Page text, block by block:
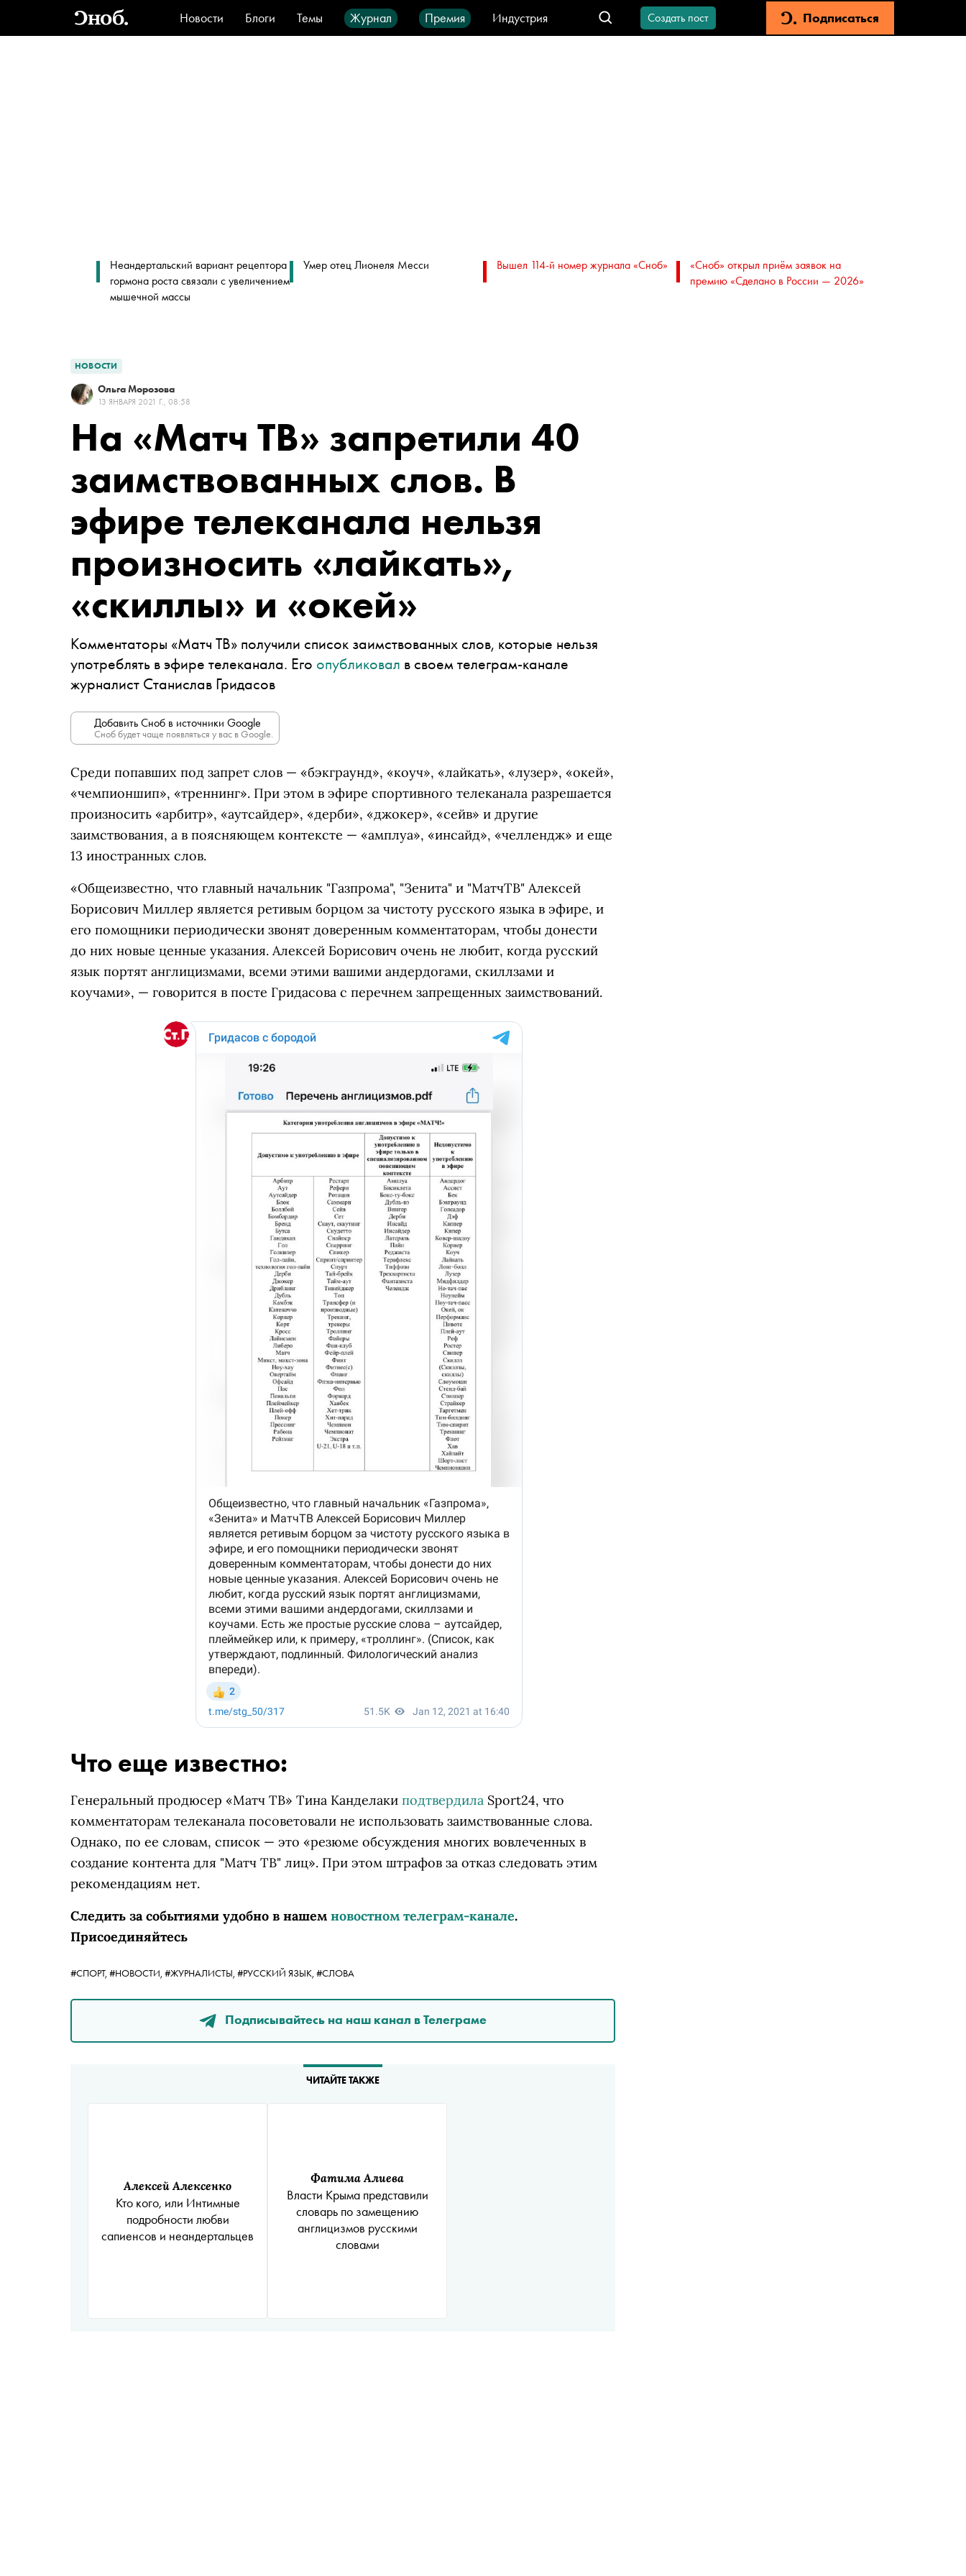
Новости Блоги Темы Журнал Премия
Индустрия
Стиль
Видео Город IT-продукты
Создать пост Подписаться
Неандертальский вариант рецептора
гормона роста связали с увеличением
мышечной массы
Умер отец Лионеля Месси Вышел 114-й номер журнала «Сноб»
«Сноб» открыл приём заявок на
премию «Сделано в России — 2026»
НОВОСТИ
Ольга Морозова
13 ЯНВАРЯ 2021 Г., 08:58
На «Матч ТВ» запретили 40
заимствованных слов. В
эфире телеканала нельзя
произносить «лайкать»,
«скиллы» и «окей»
Комментаторы «Матч ТВ» получили список заимствованных слов, которые нельзя
употреблять в эфире телеканала. Его опубликовал в своем телеграм-канале
журналист Станислав Гридасов
Добавить Сноб в источники Google
Сноб будет чаще появляться у вас в Google.
Среди попавших под запрет слов — «бэкграунд», «коуч», «лайкать», «лузер», «окей»,
«чемпионшип», «треннинг». При этом в эфире спортивного телеканала разрешается
произносить «арбитр», «аутсайдер», «дерби», «джокер», «сейв» и другие
заимствования, а в поясняющем контексте — «амплуа», «инсайд», «челлендж» и еще
13 иностранных слов.
«Общеизвестно, что главный начальник "Газпрома", "Зенита" и "МатчТВ" Алексей
Борисович Миллер является ретивым борцом за чистоту русского языка в эфире, и
его помощники периодически звонят доверенным комментаторам, чтобы донести
до них новые ценные указания. Алексей Борисович очень не любит, когда русский
язык портят англицизмами, всеми этими вашими андердогами, скиллзами и
коучами», — говорится в посте Гридасова с перечнем запрещенных заимствований.
Что еще известно:
Генеральный продюсер «Матч ТВ» Тина Канделаки подтвердила Sport24, что
комментаторам телеканала посоветовали не использовать заимствованные слова.
Однако, по ее словам, список — это «резюме обсуждения многих вовлеченных в
создание контента для "Матч ТВ" лиц». При этом штрафов за отказ следовать этим
рекомендациям нет.
Следить за событиями удобно в нашем новостном телеграм-канале.
Присоединяйтесь
#СПОРТ, #НОВОСТИ, #ЖУРНАЛИСТЫ, #РУССКИЙ ЯЗЫК, #СЛОВА
Подписывайтесь на наш канал в Телеграме
ЧИТАЙТЕ ТАКЖЕ
Алексей Алексенко
Кто кого, или Интимные
подробности любви
сапиенсов и неандертальцев
Фатима Алиева
Власти Крыма представили
словарь по замещению
англицизмов русскими
словами